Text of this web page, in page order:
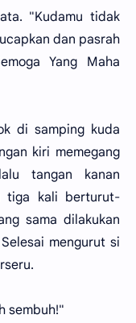
"Kudamu tidak
dan pasrah
Yang Maha
di samping kuda
kiri memegang
tangan kanan
tiga kali berturut-
sama dilakukan
mengurut si
sembuh!"